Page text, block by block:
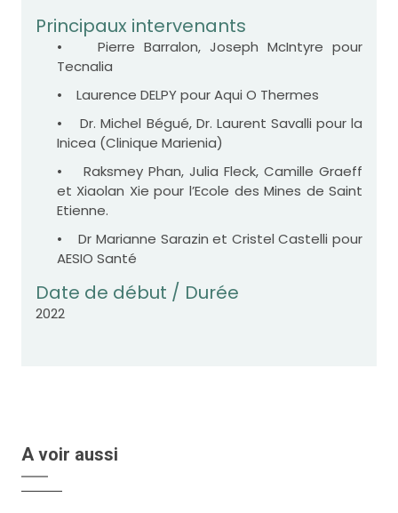
Principaux intervenants
• Pierre Barralon, Joseph McIntyre pour
Tecnalia
• Laurence DELPY pour Aqui O Thermes
• Dr. Michel Bégué, Dr. Laurent Savalli pour la
Inicea (Clinique Marienia)
• Raksmey Phan, Julia Fleck, Camille Graeff
et Xiaolan Xie pour l’Ecole des Mines de Saint
Etienne.
• Dr Marianne Sarazin et Cristel Castelli pour
AESIO Santé
Date de début / Durée
2022
A voir aussi